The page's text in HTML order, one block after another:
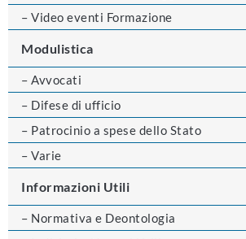
– Video eventi Formazione
Modulistica
– Avvocati
– Difese di ufficio
– Patrocinio a spese dello Stato
– Varie
Informazioni Utili
– Normativa e Deontologia